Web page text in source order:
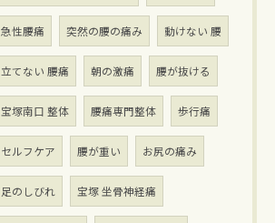
急性腰痛 突然の腰の痛み 動けない 腰
立てない 腰痛 朝の激痛 腰が抜ける
宝塚南口 整体 腰痛専門整体 歩行痛
セルフケア 腰が重い お尻の痛み
足のしびれ 宝塚 坐骨神経痛